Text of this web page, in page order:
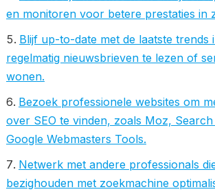
en monitoren voor betere prestaties in
Blijf up-to-date met de laatste trends
regelmatig nieuwsbrieven te lezen of
wonen.
Bezoek professionele websites om
over SEO te vinden, zoals Moz,
Google Webmasters Tools.
Netwerk met andere professionals
bezighouden met zoekmachine